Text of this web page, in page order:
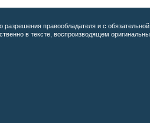
разрешения правообладателя и с
в тексте, воспроизводящем